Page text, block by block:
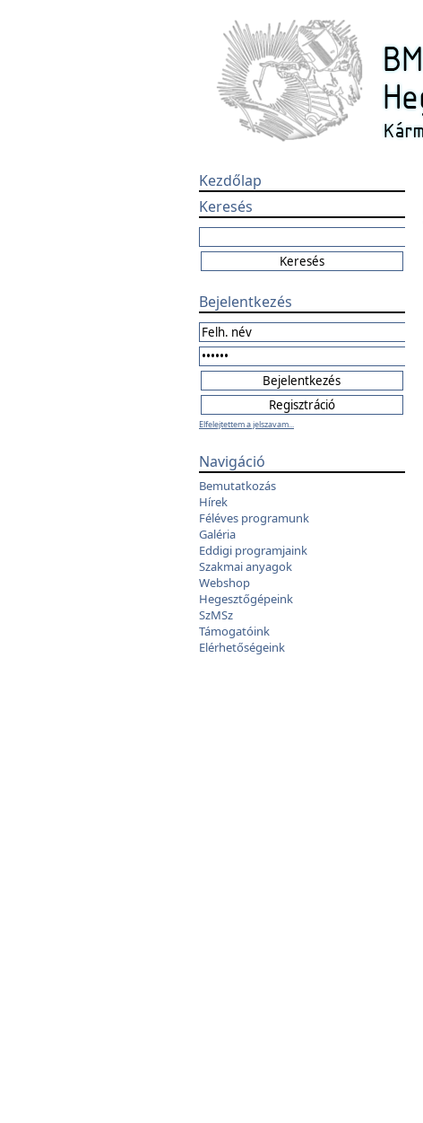
Kezdőlap
Keresés
Bejelentkezés
Elfelejtettem a jelszavam...
Navigáció
Bemutatkozás
Hírek
Féléves programunk
Galéria
Eddigi programjaink
Szakmai anyagok
Webshop
Hegesztőgépeink
SzMSz
Támogatóink
Elérhetőségeink